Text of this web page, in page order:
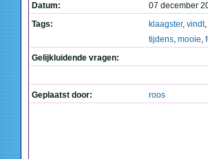
Datum:
07 december
Tags:
klaagster, vindt,
tijdens, mooie,
Gelijkluidende vragen:
Geplaatst door: roos